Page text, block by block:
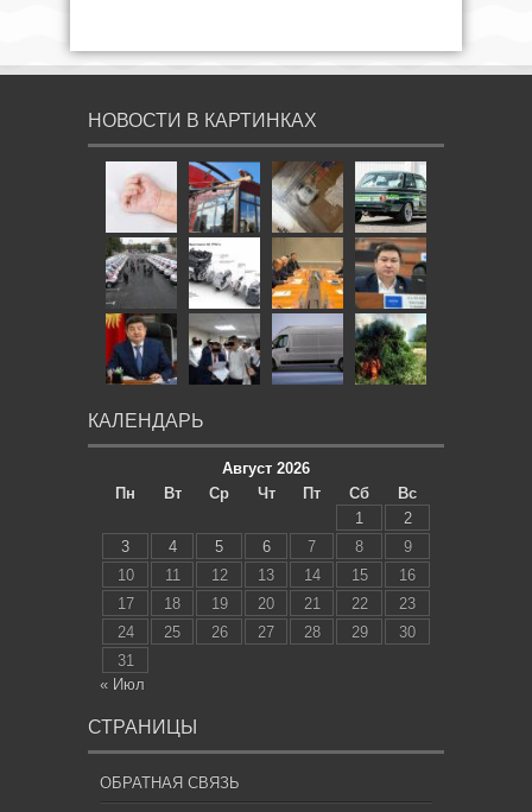
НОВОСТИ В КАРТИНКАХ
КАЛЕНДАРЬ
Август 2026
Пн
Вт Ср Чт Пт Сб
Вс
1
2
3
4 5 6 7 8
9
10
11 12 13 14 15
16
17
18 19 20 21 22
23
24
25 26 27 28 29
30
31
« Июл
СТРАНИЦЫ
ОБРАТНАЯ СВЯЗЬ